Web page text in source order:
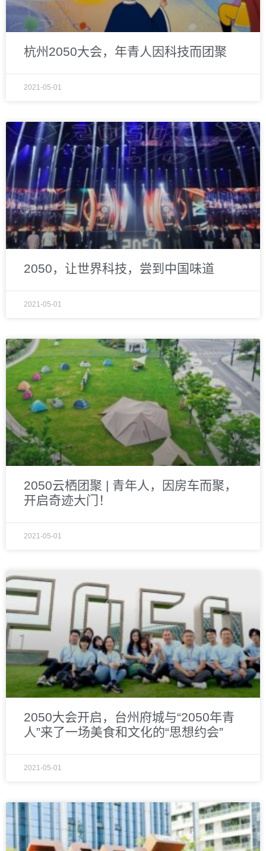
杭州2050大会，年青人因科技而团聚
2021-05-01
2050，让世界科技，尝到中国味道
2021-05-01
2050云栖团聚 | 青年人，因房车而聚，
开启奇迹大门！
2021-05-01
2050大会开启，台州府城与“2050年青
人”来了一场美食和文化的“思想约会”
2021-05-01